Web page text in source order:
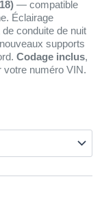
— compatible
Éclairage
conduite de nuit
supports
Codage inclus,
votre numéro VIN.